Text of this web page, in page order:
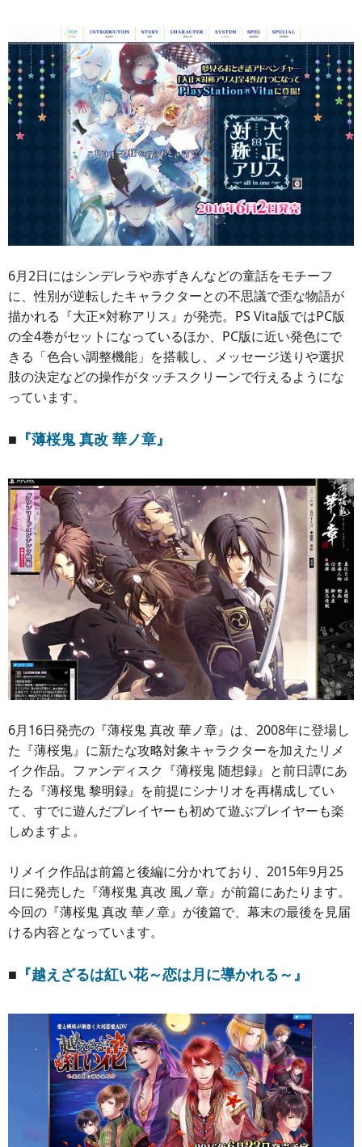
6月2日にはシンデレラや赤ずきんなどの童話をモチーフ
に、性別が逆転したキャラクターとの不思議で歪な物語が
描かれる『大正×対称アリス』が発売。PS Vita版ではPC版
の全4巻がセットになっているほか、PC版に近い発色にで
きる「色合い調整機能」を搭載し、メッセージ送りや選択
肢の決定などの操作がタッチスクリーンで行えるようにな
っています。
■ 『薄桜鬼 真改 華ノ章』
6月16日発売の『薄桜鬼 真改 華ノ章』は、2008年に登場し
た『薄桜鬼』に新たな攻略対象キャラクターを加えたリメ
イク作品。ファンディスク『薄桜鬼 随想録』と前日譚にあ
たる『薄桜鬼 黎明録』を前提にシナリオを再構成してい
て、すでに遊んだプレイヤーも初めて遊ぶプレイヤーも楽
しめますよ。
リメイク作品は前篇と後編に分かれており、2015年9月25
日に発売した『薄桜鬼 真改 風ノ章』が前篇にあたります。
今回の『薄桜鬼 真改 華ノ章』が後篇で、幕末の最後を見届
ける内容となっています。
■ 『越えざるは紅い花～恋は月に導かれる～』